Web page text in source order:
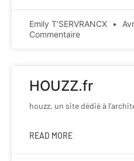
Emily T'SERVRANCX
Commentaire
HOUZZ.fr
houzz, un site dédié à
READ MORE